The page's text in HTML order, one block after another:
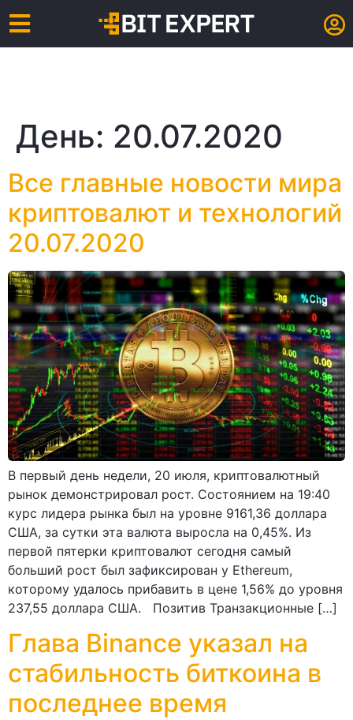
День: 20.07.2020
Все главные новости мира
криптовалют и технологий
20.07.2020
В первый день недели, 20 июля, криптовалютный
рынок демонстрировал рост. Состоянием на 19:40
курс лидера рынка был на уровне 9161,36 доллара
США, за сутки эта валюта выросла на 0,45%. Из
первой пятерки криптовалют сегодня самый
больший рост был зафиксирован у Ethereum,
которому удалось прибавить в цене 1,56% до уровня
237,55 доллара США. Позитив Транзакционные […]
Глава Binance указал на
стабильность биткоина в
последнее время